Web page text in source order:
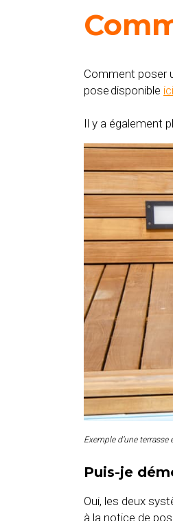
Comment poser
pose disponible ici
Il y a également
Exemple d’une
Puis-je
Oui, les deux
à la notice de